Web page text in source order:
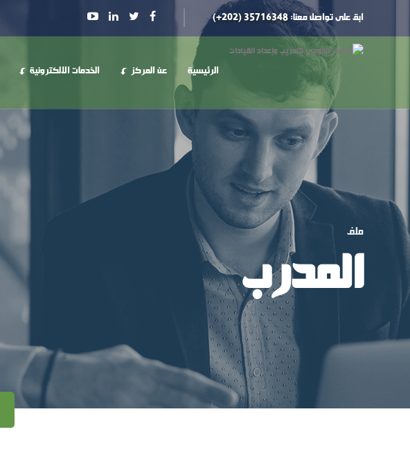
ابق على تواصل معنا:35716348 (202+)
الرئيسية عن المركز الخدمات الالكترونية
ملف
المدرب